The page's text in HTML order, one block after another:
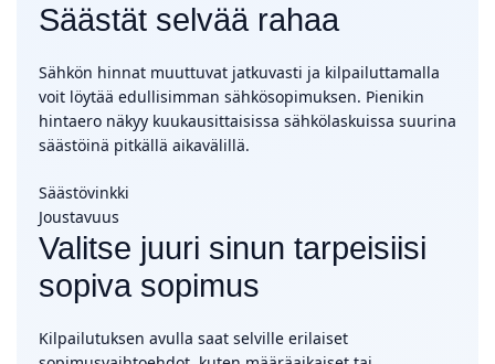
Säästät selvää rahaa
Sähkön hinnat muuttuvat jatkuvasti ja kilpailuttamalla
voit löytää edullisimman sähkösopimuksen. Pienikin
hintaero näkyy kuukausittaisissa sähkölaskuissa suurina
säästöinä pitkällä aikavälillä.
Säästövinkki
Joustavuus
Valitse juuri sinun tarpeisiisi
sopiva sopimus
Kilpailutuksen avulla saat selville erilaiset